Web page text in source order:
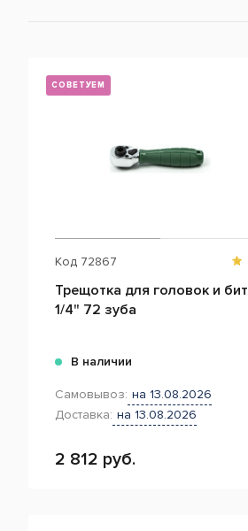
СОВЕТУЕМ
Код 72867
Трещотка для головок и бит
1/4" 72 зуба
В наличии
Самовывоз: на 13.08.2026
Доставка: на 13.08.2026
2 812 руб.